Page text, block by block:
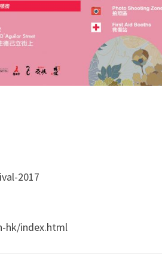
2017
hk/index.html